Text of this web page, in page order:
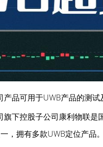
品可用于UWB产品的测
旗下控股子公司康利物联
，拥有多款UWB定位产品